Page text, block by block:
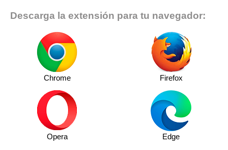
Descarga la extensión para tu navegador:
Chrome Firefox
Opera Edge